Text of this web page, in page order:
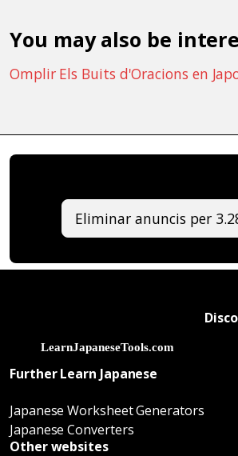
You may also be
Omplir Els Buits d'Oracions en
Eliminar anuncis per
Further Learn Japanese
Japanese Worksheet Generators
Japanese Converters
Other websites